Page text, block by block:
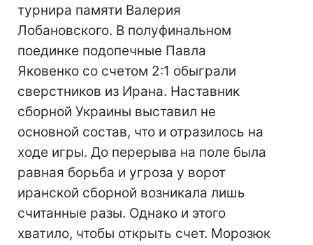
турнира памяти Валерия
Лобановского. В полуфинальном
поединке подопечные Павла
Яковенко со счетом 2:1 обыграли
сверстников из Ирана. Наставник
сборной Украины выставил не
основной состав, что и отразилось на
ходе игры. До перерыва на поле была
равная борьба и угроза у ворот
иранской сборной возникала лишь
считанные разы. Однако и этого
хватило, чтобы открыть счет. Морозюк